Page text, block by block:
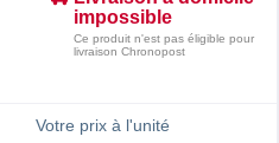
impossible
Ce produit n'est pas éligible pour
livraison Chronopost
Votre prix à l'unité